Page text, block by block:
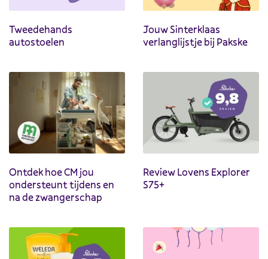
Tweedehands
autostoelen
Jouw Sinterklaas
verlanglijstje bij Pakske
Ontdek hoe CM jou
ondersteunt tijdens en
na de zwangerschap
Review Lovens Explorer
S75+